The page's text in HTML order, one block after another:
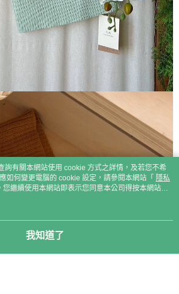
詢有關本網站使用 cookie 方式之詳情，及若您不希
如何變更電腦的 cookie 設定，請參閱本網站「 隱私
您繼續使用本網站即表示您同意本公司得按本網站使
。
我知道了